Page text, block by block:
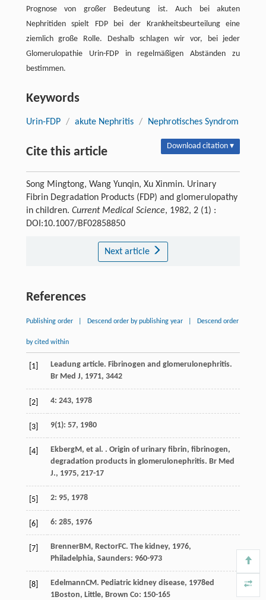
Prognose von großer Bedeutung ist. Auch bei akuten
Nephritiden spielt FDP bei der Krankheitsbeurteilung eine
ziemlich große Rolle. Deshalb schlagen wir vor, bei jeder
Glomerulopathie Urin-FDP in regelmäßigen Abständen zu
bestimmen.
Keywords
Urin-FDP / akute Nephritis / Nephrotisches Syndrom
Cite this article Download citation ▾
Song Mingtong, Wang Yunqin, Xu Xinmin. Urinary
Fibrin Degradation Products (FDP) and glomerulopathy
in children. Current Medical Science, 1982, 2 (1) :
DOI:10.1007/BF02858850
Next article
References
Publishing order Descend order by publishing year Descend order
by cited within
[1]
Leadung article. Fibrinogen and glomerulonephritis.
Br Med J, 1971, 3442
[2] 4: 243, 1978
[3] 9(1): 57, 1980
[4] EkbergM, et al. . Origin of urinary fibrin, fibrinogen,
degradation products in glomerulonephritis. Br Med
J., 1975, 217-17
[5] 2: 95, 1978
[6] 6: 285, 1976
[7] BrennerBM, RectorFC. The kidney, 1976,
Philadelphia, Saunders: 960-973
[8] EdelmannCM. Pediatric kidney disease, 1978ed
1Boston, Little, Brown Co: 150-165